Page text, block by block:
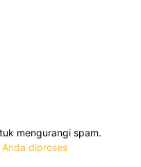
mengurangi spam.
diproses